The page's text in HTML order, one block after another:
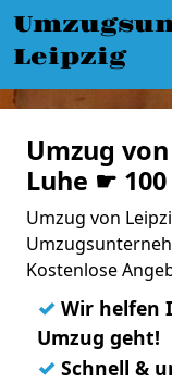
Leipzig
Umzug
Luhe ☛
Umzug von
Kostenlose
✓ Wir helfen
Umzug geht!
✓ Schnell &